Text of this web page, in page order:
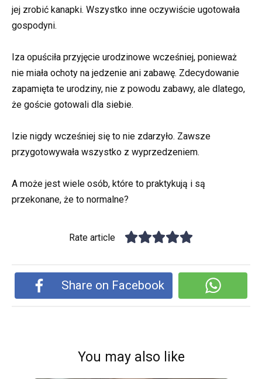
jej zrobić kanapki. Wszystko inne oczywiście ugotowała
gospodyni.
Iza opuściła przyjęcie urodzinowe wcześniej, ponieważ
nie miała ochoty na jedzenie ani zabawę. Zdecydowanie
zapamięta te urodziny, nie z powodu zabawy, ale dlatego,
że goście gotowali dla siebie.
Izie nigdy wcześniej się to nie zdarzyło. Zawsze
przygotowywała wszystko z wyprzedzeniem.
A może jest wiele osób, które to praktykują i są
przekonane, że to normalne?
Rate article
Share on Facebook
You may also like